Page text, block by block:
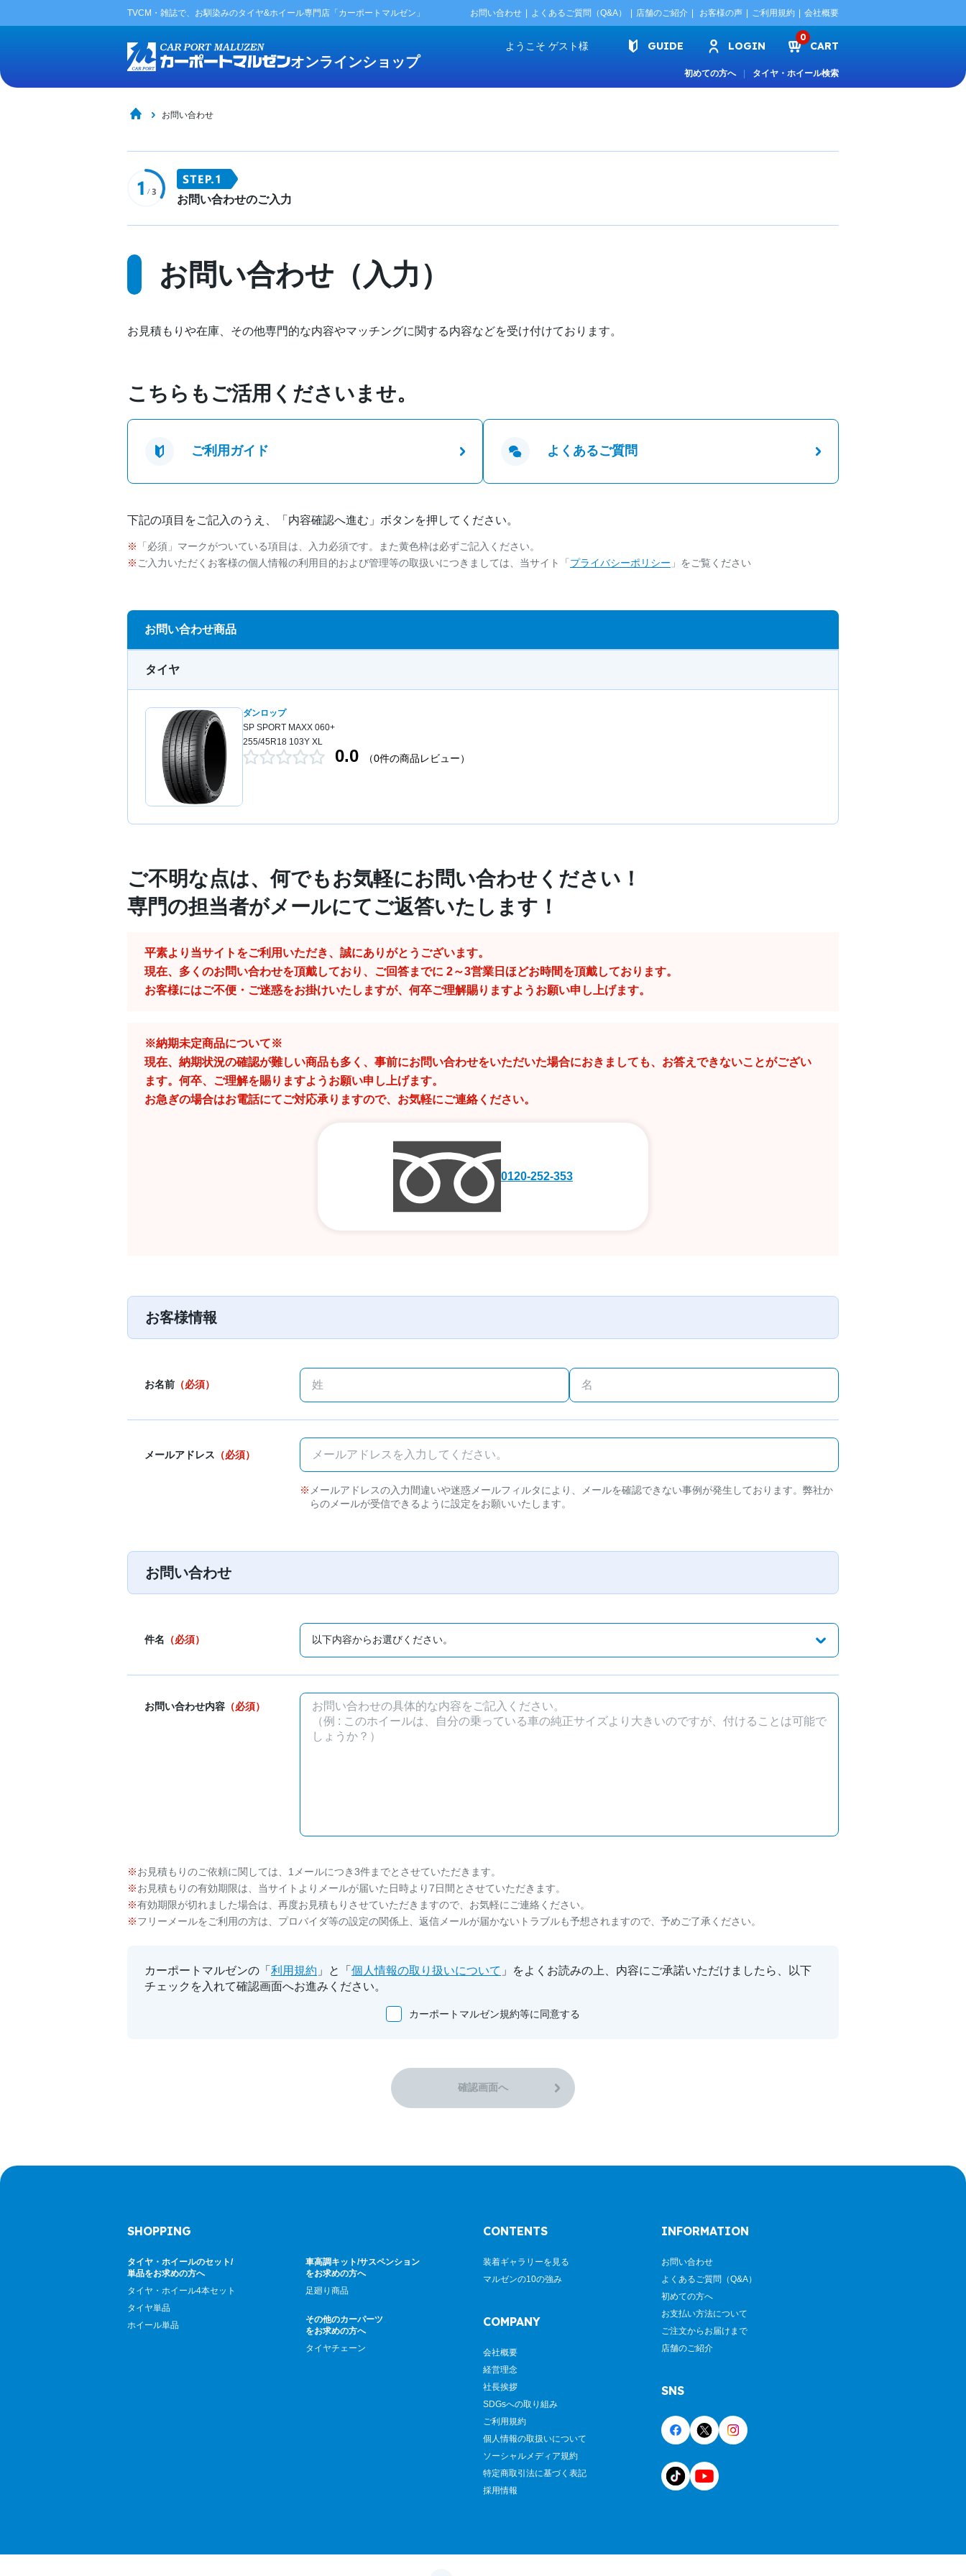
TVCM・雑誌で、お馴染みのタイヤ&ホイール専門店「カーポートマルゼン」 お問い合わせ よくあるご質問（Q&A） 店舗のご紹介 お客様の声 ご利用規約 会社概要
オンラインショップ
ようこそ ゲスト様 GUIDE LOGIN
0
CART
初めての方へ タイヤ・ホイール検索
お問い合わせ
お問い合わせのご入力
お問い合わせ（入力）
お見積もりや在庫、その他専門的な内容やマッチングに関する内容などを受け付けております。
こちらもご活用くださいませ。
ご利用ガイド よくあるご質問
下記の項目をご記入のうえ、「内容確認へ進む」ボタンを押してください。
「必須」マークがついている項目は、入力必須です。また黄色枠は必ずご記入ください。
ご入力いただくお客様の個人情報の利用目的および管理等の取扱いにつきましては、当サイト「 プライバシーポリシー 」をご覧ください
お問い合わせ商品
タイヤ
ダンロップ
SP SPORT MAXX 060+
255/45R18 103Y XL
0.0 （0件の商品レビュー）
ご不明な点は、何でもお気軽にお問い合わせください！
専門の担当者がメールにてご返答いたします！
平素より当サイトをご利用いただき、誠にありがとうございます。
現在、多くのお問い合わせを頂戴しており、ご回答までに 2～3営業日ほどお時間を頂戴しております。
お客様にはご不便・ご迷惑をお掛けいたしますが、何卒ご理解賜りますようお願い申し上げます。
※納期未定商品について※
現在、納期状況の確認が難しい商品も多く、事前にお問い合わせをいただいた場合におきましても、お答えできないことがござい
ます。何卒、ご理解を賜りますようお願い申し上げます。
お急ぎの場合はお電話にてご対応承りますので、お気軽にご連絡ください。
0120-252-353
お客様情報
お名前 （必須）
メールアドレス （必須）
メールアドレスの入力間違いや迷惑メールフィルタにより、メールを確認できない事例が発生しております。弊社か
らのメールが受信できるように設定をお願いいたします。
お問い合わせ
件名 （必須）
お問い合わせ内容 （必須）
お見積もりのご依頼に関しては、1メールにつき3件までとさせていただきます。
お見積もりの有効期限は、当サイトよりメールが届いた日時より7日間とさせていただきます。
有効期限が切れました場合は、再度お見積もりさせていただきますので、お気軽にご連絡ください。
フリーメールをご利用の方は、プロバイダ等の設定の関係上、返信メールが届かないトラブルも予想されますので、予めご了承ください。
カーポートマルゼンの「 利用規約 」と「 個人情報の取り扱いについて 」をよくお読みの上、内容にご承諾いただけましたら、以下
チェックを入れて確認画面へお進みください。
カーポートマルゼン規約等に同意する
確認画面へ
SHOPPING
タイヤ・ホイールのセット/
単品をお求めの方へ
タイヤ・ホイール4本セット
タイヤ単品
ホイール単品
車高調キット/サスペンション
をお求めの方へ
足廻り商品
その他のカーパーツ
をお求めの方へ
タイヤチェーン
CONTENTS
装着ギャラリーを見る
マルゼンの10の強み
COMPANY
会社概要
経営理念
社長挨拶
SDGsへの取り組み
ご利用規約
個人情報の取扱いについて
ソーシャルメディア規約
特定商取引法に基づく表記
採用情報
INFORMATION
お問い合わせ
よくあるご質問（Q&A）
初めての方へ
お支払い方法について
ご注文からお届けまで
店舗のご紹介
SNS